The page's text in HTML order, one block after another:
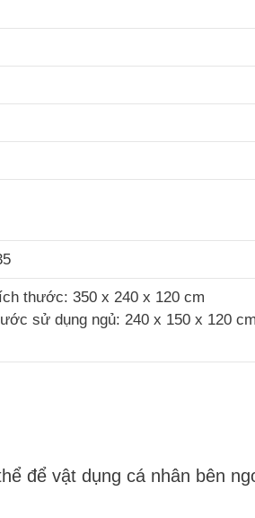
thước: 350 x 240 x 120 cm
sử dụng ngủ: 240 x 150 x 120
để vật dụng cá nhân bên